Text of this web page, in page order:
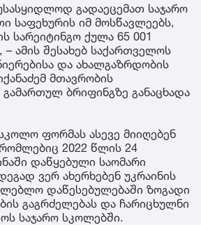
გადაეცემათ საჯარო
საფეხურის იმ მოსწავლეებს,
სარეიტინგო ქულა 65 001
ამის შესახებ საქართველოს
და ახალგაზრდობის
მთავრობის
გამართულ ბრიფინგზე განაცხადა
ფორმას ასევე მიიღებენ
2022 წლის 24
დაწყებული საომარი
ვერ ახერხებენ უკრაინის
დაწესებულებაში ზოგადი
გაგრძელებას და ჩარიცხულნი
საჯარო სკოლებში.